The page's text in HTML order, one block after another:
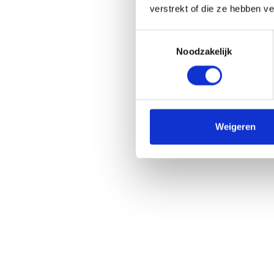
verstrekt of die ze hebben
Noodzakelijk
Weigeren